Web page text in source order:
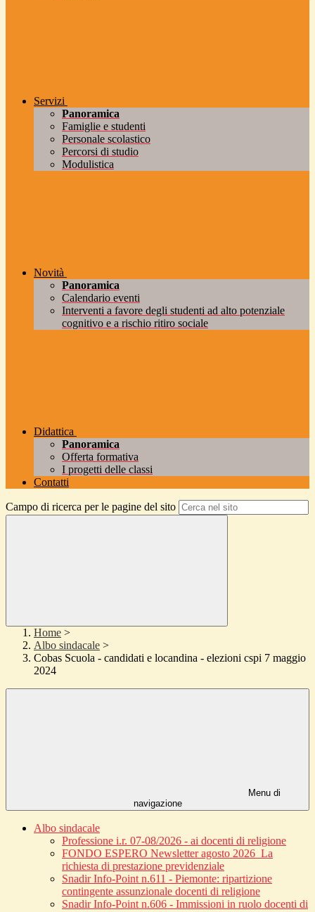
Servizi
Panoramica
Famiglie e studenti
Personale scolastico
Percorsi di studio
Modulistica
Novità
Panoramica
Calendario eventi
Interventi a favore degli studenti ad alto potenziale
cognitivo e a rischio ritiro sociale
Didattica
Panoramica
Offerta formativa
I progetti delle classi
Contatti
Campo di ricerca per le pagine del sito
Home >
Albo sindacale >
Cobas Scuola - candidati e locandina - elezioni cspi 7 maggio
2024
Menu di
navigazione
Albo sindacale
Professione i.r. 07-08/2026 - ai docenti di religione
FONDO ESPERO Newsletter agosto 2026_La
richiesta di prestazione previdenziale
Snadir Info-Point n.611 - Piemonte: ripartizione
contingente assunzionale docenti di religione
Snadir Info-Point n.606 - Immissioni in ruolo docenti di